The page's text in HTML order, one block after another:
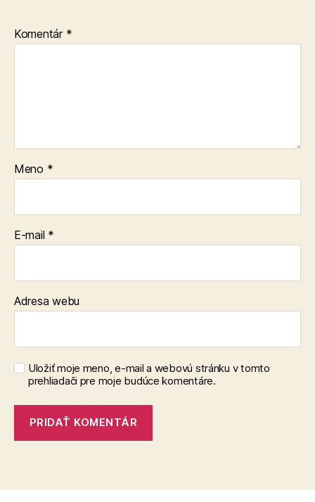
Komentár *
Meno *
E-mail *
Adresa webu
Uložiť moje meno, e-mail a webovú stránku v tomto
prehliadači pre moje budúce komentáre.